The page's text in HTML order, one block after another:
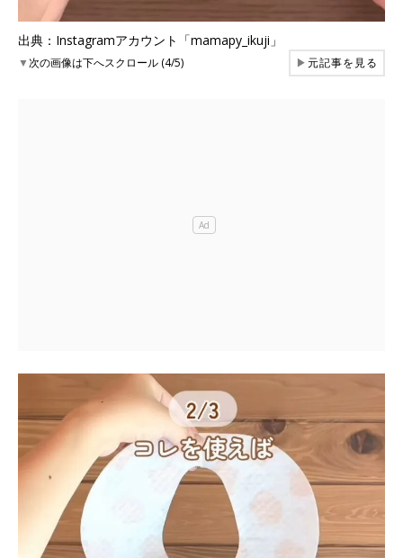
出典：Instagramアカウント「mamapy_ikuji」
▼次の画像は下へスクロール (4/5) ▶元記事を見る